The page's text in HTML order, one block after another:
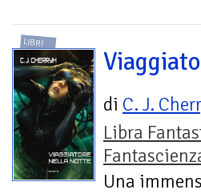
LIBRI
di C. J.
Libra
Una